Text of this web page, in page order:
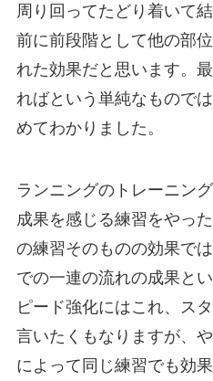
周り回ってたどり着いて
前に前段階として他の部
れた効果だと思います。
ればという単純なもので
めてわかりました。
ランニングのトレーニン
成果を感じる練習をやっ
の練習そのものの効果で
での一連の流れの成果と
ピード強化にはこれ、ス
言いたくもなりますが、
によって同じ練習でも効